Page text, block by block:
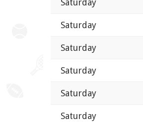
Saturday
Saturday
Saturday
Saturday
Saturday
Saturday